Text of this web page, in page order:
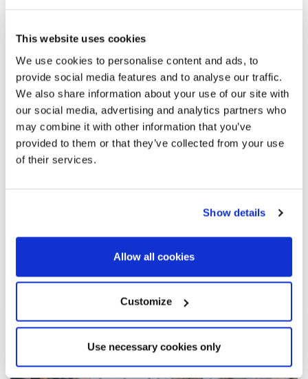
This website uses cookies
We use cookies to personalise content and ads, to
provide social media features and to analyse our traffic.
We also share information about your use of our site with
our social media, advertising and analytics partners who
may combine it with other information that you’ve
provided to them or that they’ve collected from your use
of their services.
Show details
Allow all cookies
Customize
Use necessary cookies only
1.800.000 €
La Barceloneta | 326945
waarvan één met zwembad, en een spectaculair uitzicht op
de haven en het strand van Barcelonata, gelegen in een
woning beschikt over 3 tweepersoonsslaapkamers en 3...